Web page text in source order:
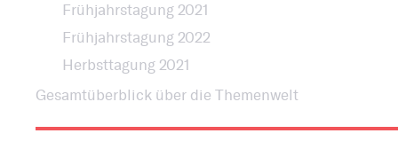
Frühjahrstagung 2021
Frühjahrstagung 2022
Herbsttagung 2021
Gesamtüberblick über die Themenwelt